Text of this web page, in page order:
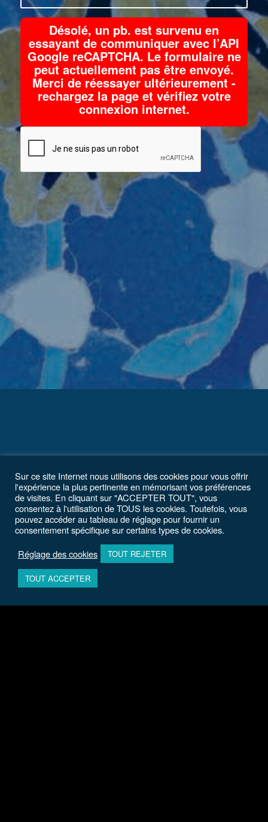
Désolé, un pb. est survenu en
essayant de communiquer avec l’API
Google reCAPTCHA. Le formulaire ne
peut actuellement pas être envoyé.
Merci de réessayer ultérieurement -
rechargez la page et vérifiez votre
connexion internet.
Sur ce site Internet nous utilisons des cookies pour vous offrir
l'expérience la plus pertinente en mémorisant vos préférences
de visites. En cliquant sur "ACCEPTER TOUT", vous
consentez à l'utilisation de TOUS les cookies. Toutefois, vous
pouvez accéder au tableau de réglage pour fournir un
consentement spécifique sur certains types de cookies.
Réglage des cookies
TOUT REJETER
TOUT ACCEPTER